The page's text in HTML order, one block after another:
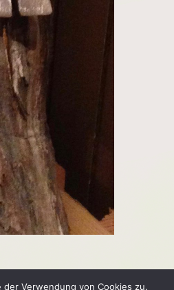
Verwendung von Cookies zu.